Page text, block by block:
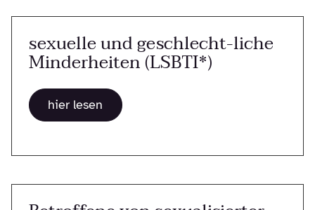
sexuelle und geschlecht-liche
Minderheiten (LSBTI*)
hier lesen